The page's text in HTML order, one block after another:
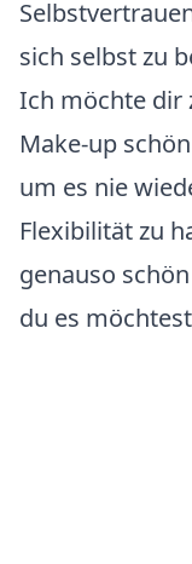
sich selbst zu
Ich möchte dir
Make-up
um es nie
Flexibilität zu
genauso
du es